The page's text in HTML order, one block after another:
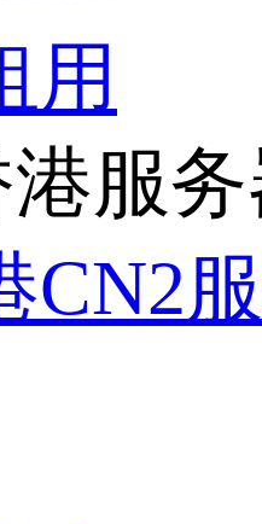
用
服
CN2